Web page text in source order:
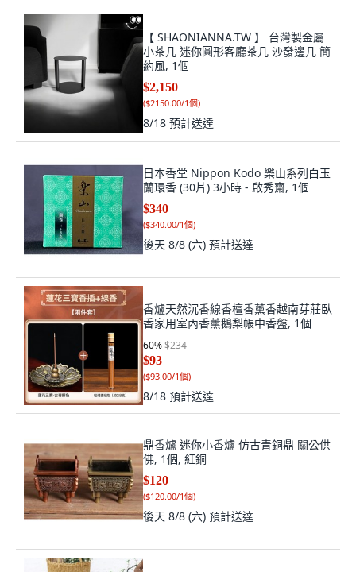
【 SHAONIANNA.TW 】 台灣製金屬
小茶几 迷你圓形客廳茶几 沙發邊几 簡
約風, 1個
$2,150
($2150.00/1個)
8/18 預計送達
日本香堂 Nippon Kodo 樂山系列白玉
蘭環香 (30片) 3小時 - 啟秀齋, 1個
$340
($340.00/1個)
後天 8/8 (六) 預計送達
香爐天然沉香線香檀香薰香越南芽莊臥
香家用室內香薰鵝梨帳中香盤, 1個
60%$234
$93
($93.00/1個)
8/18 預計送達
鼎香爐 迷你小香爐 仿古青銅鼎 關公供
佛, 1個, 紅銅
$120
($120.00/1個)
後天 8/8 (六) 預計送達